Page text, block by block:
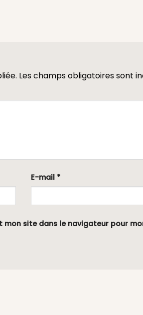
Les champs obligatoires sont
E-mail *
mon site dans le navigateur pour